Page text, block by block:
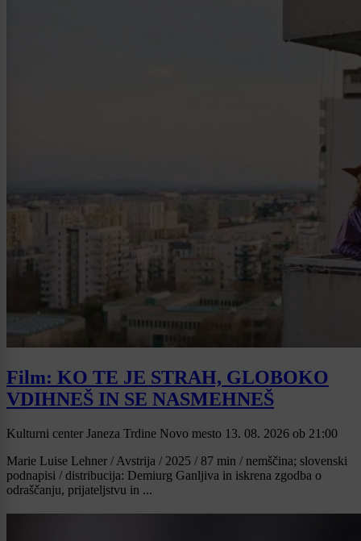
Film: KO TE JE STRAH, GLOBOKO
VDIHNEŠ IN SE NASMEHNEŠ
Kulturni center Janeza Trdine Novo mesto 13. 08. 2026 ob 21:00
Marie Luise Lehner / Avstrija / 2025 / 87 min / nemščina; slovenski
podnapisi / distribucija: Demiurg Ganljiva in iskrena zgodba o
odraščanju, prijateljstvu in ...